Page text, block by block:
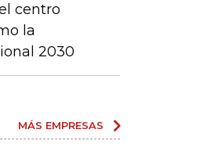
centro
la
2030
MÁS EMPRESAS